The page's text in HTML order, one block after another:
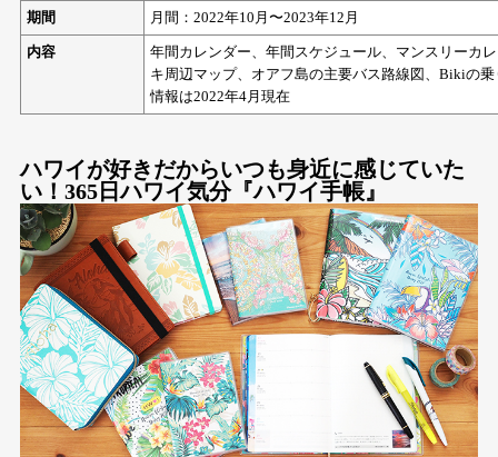
期間 月間：2022年10月〜2023年12月
内容
年間カレンダー、年間スケジュール、マンスリーカ
キ周辺マップ、オアフ島の主要バス路線図、Bikiの
情報は2022年4月現在
ハワイが好きだからいつも身近に感じていた
い！365日ハワイ気分『ハワイ手帳』